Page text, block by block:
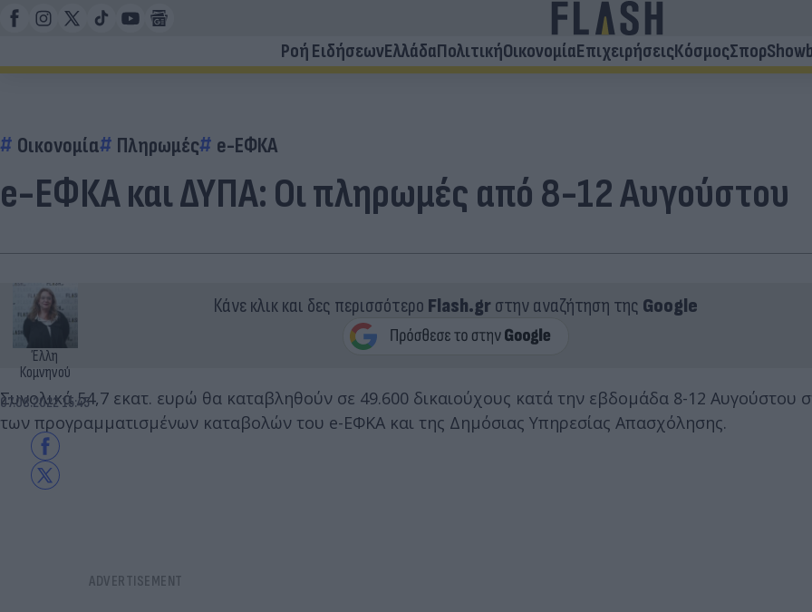
Ροή ΕιδήσεωνΕλλάδαΠολιτικήΟικονομίαΕπιχειρήσειςΚόσμοςΣπορ
Οικονομία Πληρωμές e-ΕΦΚΑ
e-ΕΦΚΑ και ΔΥΠΑ: Οι πληρωμές από 8-12 Αυγούστου
Έλλη
Κομνηνού
07.08.2022 15:45
Κάνε κλικ και δες περισσότερο Flash.grστην αναζήτηση της Google
Συνολικά 54,7 εκατ. ευρώ θα καταβληθούν σε 49.600 δικαιούχους κατά την εβδομάδα 8-12 Αυγούστου
των προγραμματισμένων καταβολών του e-ΕΦΚΑ και της Δημόσιας Υπηρεσίας Απασχόλησης.